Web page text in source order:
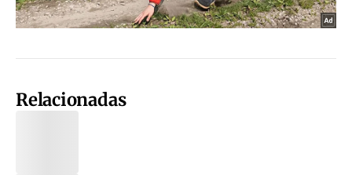
Relacionadas